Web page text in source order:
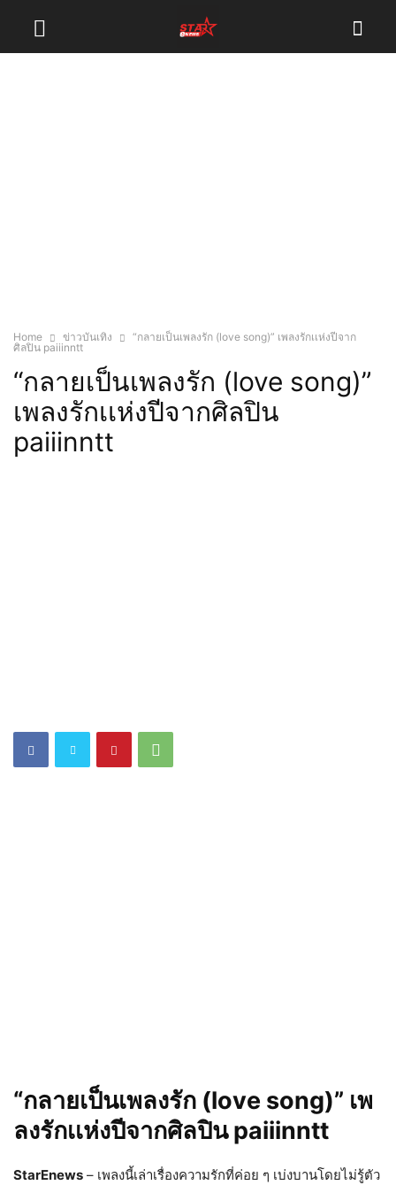
Home ข่าวบันเทิง
“กลายเป็นเพลงรัก (love song)” เพลงรักเเห่งปีจาก
ศิลปิน paiiinntt
“กลายเป็นเพลงรัก (love song)”
เพลงรักเเห่งปีจากศิลปิน
paiiinntt
“กลายเป็นเพลงรัก (love song)” เพ
ลงรักเเห่งปีจากศิลปิน paiiinntt
StarEnews – เพลงนี้เล่าเรื่องความรักที่ค่อย ๆ เบ่งบานโดยไม่รู้ตัว